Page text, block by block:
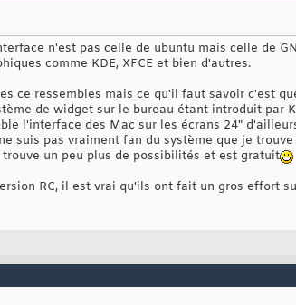
n'est pas celle de ubuntu mais celle de
comme KDE, XFCE et bien d'autres.
ce ressembles mais ce qu'il faut savoir c'est
de widget sur le bureau étant introduit par
l'interface des Mac sur les écrans 24"
suis pas vraiment fan du système que je
un peu plus de possibilités et est gratuit
RC, il est vrai qu'ils ont fait un gros effort